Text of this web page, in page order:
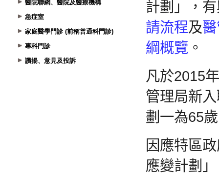
醫院聯網、醫院及醫療機構
急症室
家庭醫學門診 (前稱普通科門診)
專科門診
讚揚、意見及投訴